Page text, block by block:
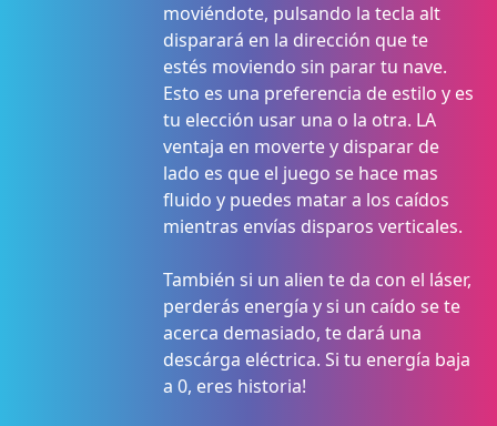
moviéndote, pulsando la tecla alt
disparará en la dirección que te
estés moviendo sin parar tu nave.
Esto es una preferencia de estilo y es
tu elección usar una o la otra. LA
ventaja en moverte y disparar de
lado es que el juego se hace mas
fluido y puedes matar a los caídos
mientras envías disparos verticales.
También si un alien te da con el láser,
perderás energía y si un caído se te
acerca demasiado, te dará una
descárga eléctrica. Si tu energía baja
a 0, eres historia!